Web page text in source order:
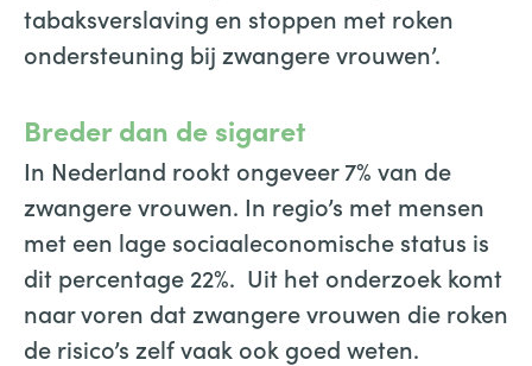
tabaksverslaving en stoppen met roken
ondersteuning bij zwangere vrouwen’.
Breder dan de sigaret
In Nederland rookt ongeveer 7% van de
zwangere vrouwen. In regio’s met mensen
met een lage sociaaleconomische status is
dit percentage 22%. Uit het onderzoek komt
naar voren dat zwangere vrouwen die roken
de risico’s zelf vaak ook goed weten.